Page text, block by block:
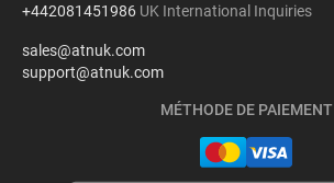
+442081451986 UK International Inquiries
sales@atnuk.com
support@atnuk.com
MÉTHODE DE PAIEMENT